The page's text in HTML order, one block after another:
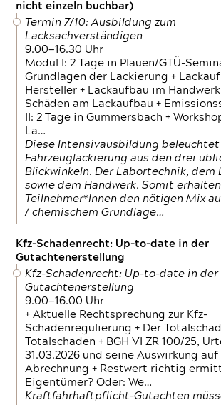
nicht einzeln buchbar)
Termin 7/10: Ausbildung zum
Lacksachverständigen
9.00—16.30 Uhr
Modul I: 2 Tage in Plauen/GTÜ-
Grundlagen der Lackierung +
Hersteller + Lackaufbau im
Schäden am Lackaufbau +
II: 2 Tage in Gummersbach +
La…
Diese Intensivausbildung beleuchtet
Fahrzeuglackierung aus den drei
Blickwinkeln. Der Labortechnik, dem
sowie dem Handwerk. Somit
Teilnehmer*Innen den nötigen Mix
/ chemischem Grundlage…
Kfz-Schadenrecht: Up-to-date in der
Gutachtenerstellung
Kfz-Schadenrecht: Up-to-date in der
Gutachtenerstellung
9.00—16.00 Uhr
+ Aktuelle Rechtsprechung zur Kfz-
Schadenregulierung + Der
Totalschaden + BGH VI ZR 100/25,
31.03.2026 und seine Auswirkung
Abrechnung + Restwert richtig
Eigentümer? Oder: We…
Kraftfahrhaftpflicht-Gutachten